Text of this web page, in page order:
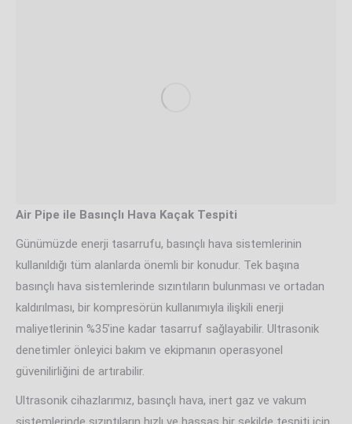
Air Pipe ile Basınçlı Hava Kaçak Tespiti
Günümüzde enerji tasarrufu, basınçlı hava sistemlerinin
kullanıldığı tüm alanlarda önemli bir konudur. Tek başına
basınçlı hava sistemlerinde sızıntıların bulunması ve ortadan
kaldırılması, bir kompresörün kullanımıyla ilişkili enerji
maliyetlerinin %35’ine kadar tasarruf sağlayabilir. Ultrasonik
denetimler önleyici bakım ve ekipmanın operasyonel
güvenilirliğini de artırabilir.
Ultrasonik cihazlarımız, basınçlı hava, inert gaz ve vakum